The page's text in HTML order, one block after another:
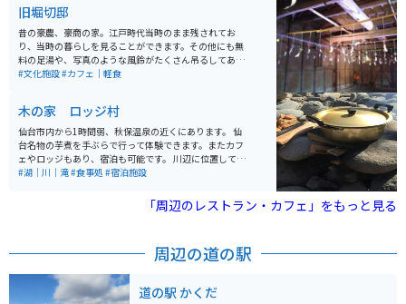
旧堀切邸
昔の豪農、豪商の家。江戸時代当時のまま残されてお
り、当時の暮らしを見ることができます。その他にも無
料の足湯や、写真のような風鈴がたくさん吊るしてあっ
たりと、お金をかけずに楽しめる空間となってます。
#文化施設#カフェ｜軽食
木の家 ロッジ村
仙台市内から1時間弱、秋保温泉の近くにあります。 仙
台名物の芋煮を手ぶらで行って体験できます。またカフ
ェやロッジもあり、宿泊も可能です。 川辺に位置してお
り夏場は川遊びも楽しめます。 入場料だけ払ってテント
#湖｜川｜滝#食事処 #宿泊施設
「周辺のレストラン・カフェ」をもっと見る
周辺の道の駅
道の駅 かくだ